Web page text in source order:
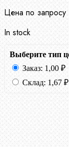
Цена по запросу
In stock
Выберите тип
Заказ: 1,00 ₽
Склад: 1,67 ₽